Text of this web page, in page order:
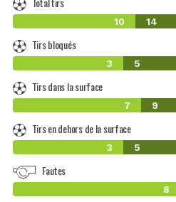
10 14
Tirs bloqués
3 5
Tirs dans la surface
7 9
Tirs en dehors de la surface
3 5
Fautes
8